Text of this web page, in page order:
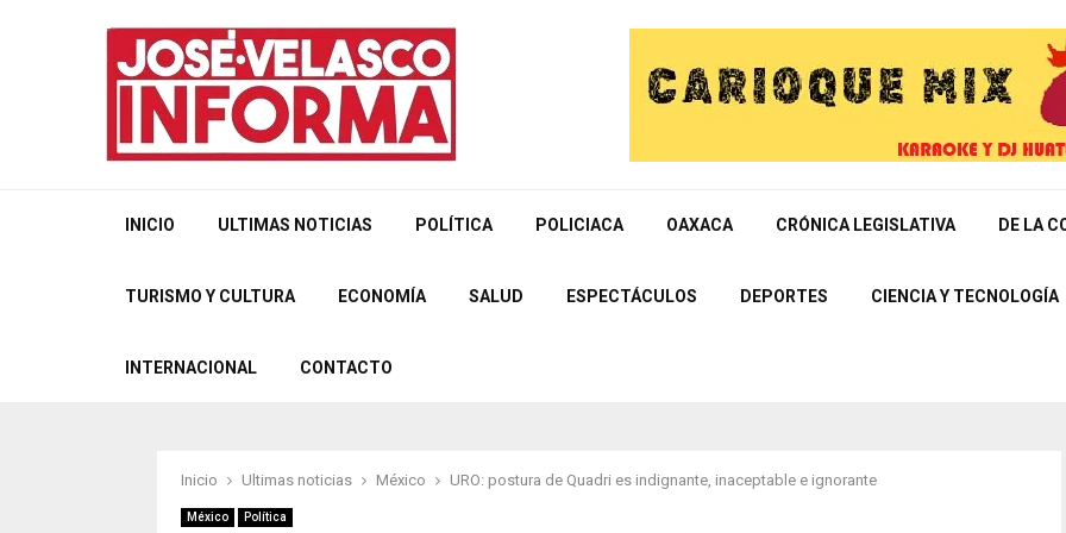
INICIO ULTIMAS NOTICIAS POLÍTICA POLICIACA OAXACA CRÓNICA LEGISLATIVA DE LA
TURISMO Y CULTURA ECONOMÍA SALUD ESPECTÁCULOS DEPORTES CIENCIA Y TECNOLOGÍA
INTERNACIONAL CONTACTO
Inicio Ultimas noticias México URO: postura de Quadri es indignante, inaceptable e ignorante
México Política